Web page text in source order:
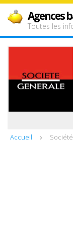
Agences
Toutes les
Accueil